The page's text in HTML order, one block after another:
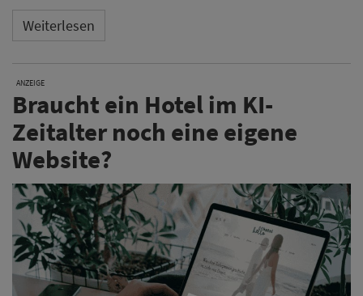
Weiterlesen
ANZEIGE
Braucht ein Hotel im KI-
Zeitalter noch eine eigene
Website?